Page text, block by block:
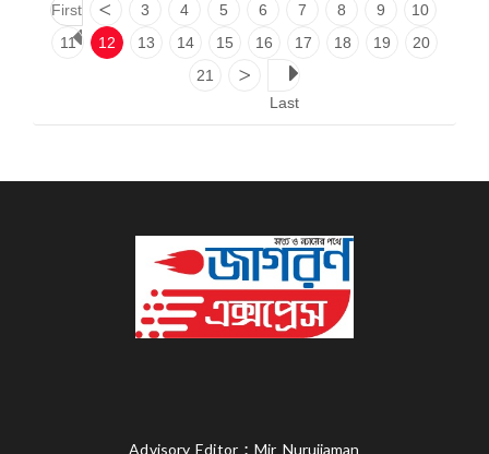
First < 3 4 5 6 7 8 9
10
11
12 13 14 15 16 17 18 19
20
21
>
Last